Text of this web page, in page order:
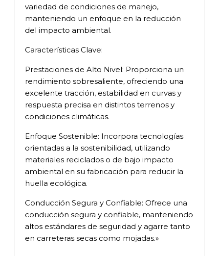
variedad de condiciones de manejo,
manteniendo un enfoque en la reducción
del impacto ambiental.
Características Clave:
Prestaciones de Alto Nivel: Proporciona un
rendimiento sobresaliente, ofreciendo una
excelente tracción, estabilidad en curvas y
respuesta precisa en distintos terrenos y
condiciones climáticas.
Enfoque Sostenible: Incorpora tecnologías
orientadas a la sostenibilidad, utilizando
materiales reciclados o de bajo impacto
ambiental en su fabricación para reducir la
huella ecológica.
Conducción Segura y Confiable: Ofrece una
conducción segura y confiable, manteniendo
altos estándares de seguridad y agarre tanto
en carreteras secas como mojadas.»